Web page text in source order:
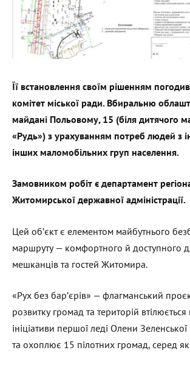
Її встановлення своїм рішенням
комітет міської ради. Вбиральню
майдані Польовому, 15 (біля дитячого
«Рудь») з урахуванням потреб людей з
інших маломобільних груп населення.
Замовником робіт є департамент
Житомирської державної адміністрації.
Цей об’єкт є елементом майбутнього
маршруту — комфортного й доступного
мешканців та гостей Житомира.
«Рух без бар’єрів» — флагманський
розвитку громад та територій
ініціативи першої леді Олени Зеленської
та охоплює 15 пілотних громад, серед